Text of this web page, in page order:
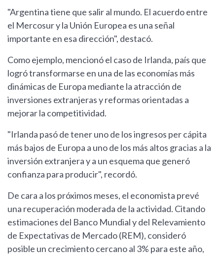
"Argentina tiene que salir al mundo. El acuerdo entre
el Mercosur y la Unión Europea es una señal
importante en esa dirección", destacó.
Como ejemplo, mencionó el caso de Irlanda, país que
logró transformarse en una de las economías más
dinámicas de Europa mediante la atracción de
inversiones extranjeras y reformas orientadas a
mejorar la competitividad.
"Irlanda pasó de tener uno de los ingresos per cápita
más bajos de Europa a uno de los más altos gracias a la
inversión extranjera y a un esquema que generó
confianza para producir", recordó.
De cara a los próximos meses, el economista prevé
una recuperación moderada de la actividad. Citando
estimaciones del Banco Mundial y del Relevamiento
de Expectativas de Mercado (REM), consideró
posible un crecimiento cercano al 3% para este año,